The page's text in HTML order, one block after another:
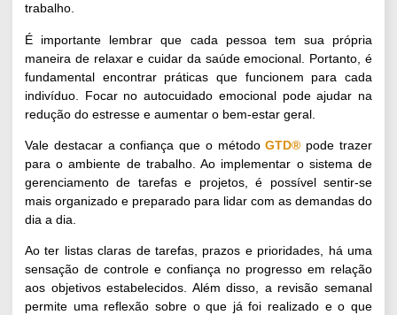
trabalho.
É importante lembrar que cada pessoa tem sua própria
maneira de relaxar e cuidar da saúde emocional. Portanto, é
fundamental encontrar práticas que funcionem para cada
indivíduo. Focar no autocuidado emocional pode ajudar na
redução do estresse e aumentar o bem-estar geral.
Vale destacar a confiança que o métodoGTD® pode trazer
para o ambiente de trabalho. Ao implementar o sistema de
gerenciamento de tarefas e projetos, é possível sentir-se
mais organizado e preparado para lidar com as demandas do
dia a dia.
Ao ter listas claras de tarefas, prazos e prioridades, há uma
sensação de controle e confiança no progresso em relação
aos objetivos estabelecidos. Além disso, a revisão semanal
permite uma reflexão sobre o que já foi realizado e o que